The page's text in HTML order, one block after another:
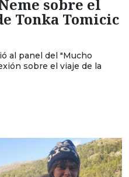
sobre el
Tonka Tomicic
al panel del "Mucho
sobre el viaje de la